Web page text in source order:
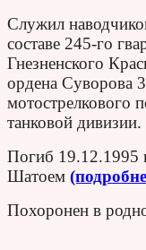
Служил
составе 245-го
Гнезненского
ордена Суворова
мотострелкового
танковой дивизии.
Погиб 19.12.1995
Шатоем
Похоронен в